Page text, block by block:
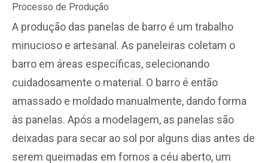
Processo de Produção
A produção das panelas de barro é um trabalho
minucioso e artesanal. As paneleiras coletam o
barro em áreas específicas, selecionando
cuidadosamente o material. O barro é então
amassado e moldado manualmente, dando forma
às panelas. Após a modelagem, as panelas são
deixadas para secar ao sol por alguns dias antes de
serem queimadas em fornos a céu aberto, um